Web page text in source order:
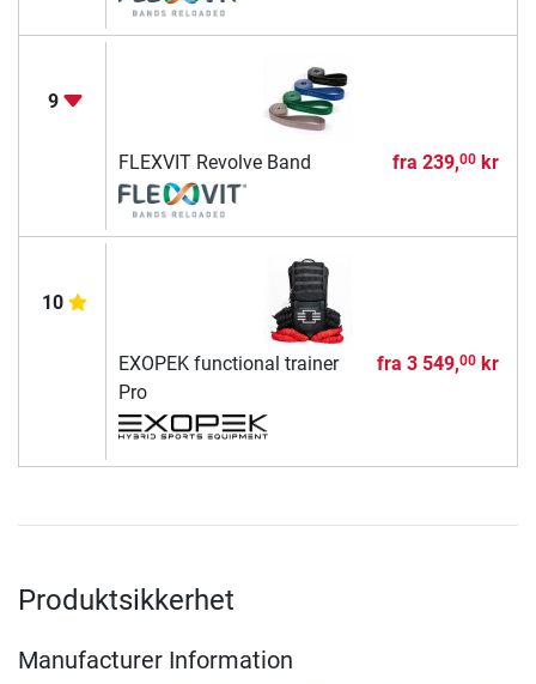
9
FLEXVIT Revolve Band fra 239,00kr
10
EXOPEK functional trainer
Pro
fra 3 549,00kr
Produktsikkerhet
Manufacturer Information